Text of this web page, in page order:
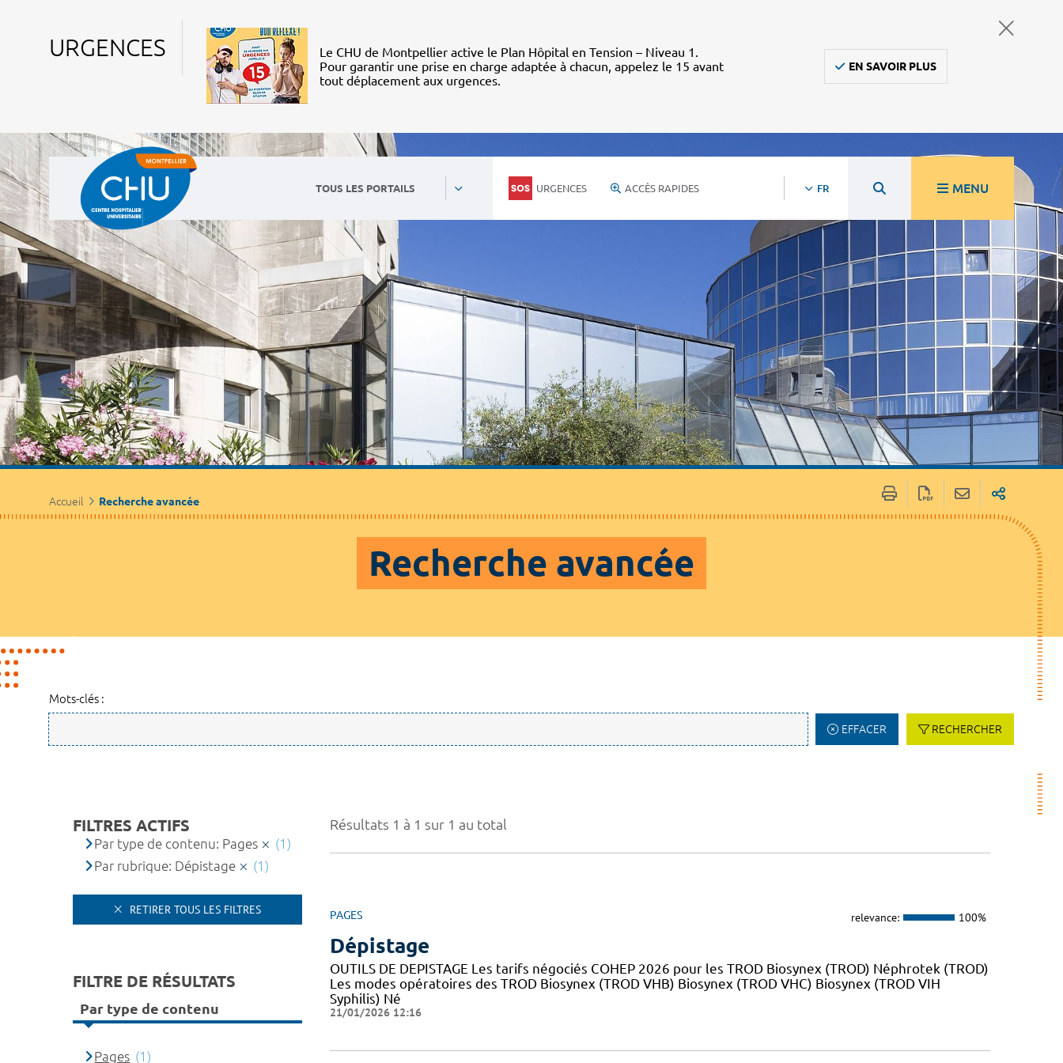
URGENCES
Le CHU de Montpellier active le Plan Hôpital en Tension – Niveau 1.
Pour garantir une prise en charge adaptée à chacun, appelez le 15 avant
tout déplacement aux urgences.
EN SAVOIR PLUS
TOUS LES PORTAILS URGENCES ACCÈS RAPIDES FR MENU
Accueil Recherche avancée
Recherche avancée
Mots-clés :
EFFACER RECHERCHER
Résultats 1 à 1 sur 1 au total
PAGES relevance: 100%
Dépistage
OUTILS DE DEPISTAGE Les tarifs négociés COHEP 2026 pour les TROD Biosynex (TROD) Néphrotek (TROD)
Les modes opératoires des TROD Biosynex (TROD VHB) Biosynex (TROD VHC) Biosynex (TROD VIH
Syphilis) Né
21/01/2026 12:16
FILTRES ACTIFS
Par type de contenu: Pages
(1)
Par rubrique: Dépistage
(1)
RETIRER TOUS LES FILTRES
FILTRE DE RÉSULTATS
Par type de contenu
Pages (1)